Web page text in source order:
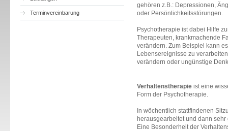
Terminvereinbarung
gehören z.B.: Depressionen,
oder Persönlichkeitsstörungen.
Psychotherapie ist dabei Hilfe
Therapeuten, krankmachende
verändern. Zum Beispiel kann
Lebensereignisse zu
verändern oder ungünstige
Verhaltenstherapie ist eine
Form der Psychotherapie.
In wöchentlich stattfindenen
herausgearbeitet und dann
Eine Besonderheit der